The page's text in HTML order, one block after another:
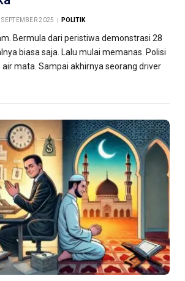
SEPTEMBER 2025 POLITIK
Bermula dari peristiwa demonstrasi 28
biasa saja. Lalu mulai memanas. Polisi
mata. Sampai akhirnya seorang driver